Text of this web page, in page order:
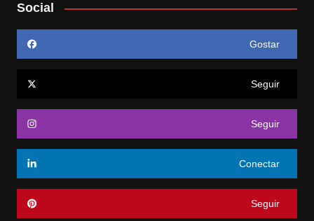
Social
Gostar
Seguir
Seguir
Conectar
Seguir